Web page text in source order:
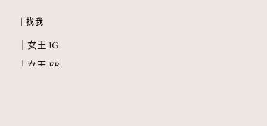
｜找我
｜女王 IG
｜女王 FB